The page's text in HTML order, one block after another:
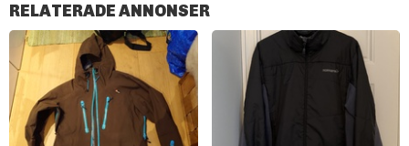
RELATERADE ANNONSER